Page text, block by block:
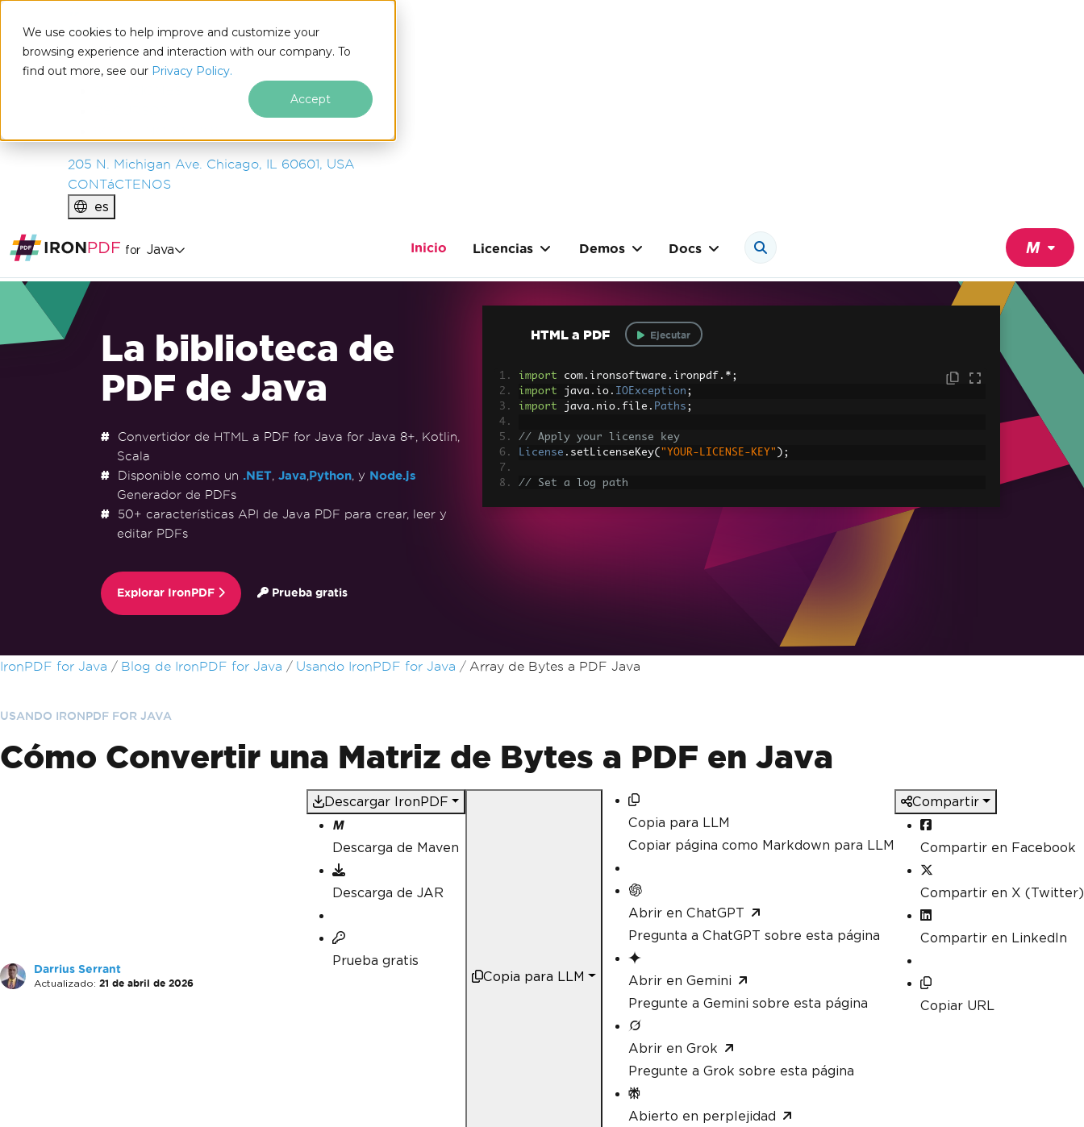
We use cookies to help improve and customize your
browsing experience and interaction with our company. To
find out more, see our Privacy Policy.
Accept
IRONSOFTWARE
PRODUCTOS
EMPRESA
205 N. Michigan Ave. Chicago, IL 60601, USA
CONTáCTENOS
es
for Java Inicio Licencias Demos Docs
La biblioteca de
PDF de Java
Convertidor de HTML a PDF for Java for Java 8+, Kotlin,
Scala
Disponible como un .NET, Java, Python, y Node.js
Generador de PDFs
50+ características API de Java PDF para crear, leer y
editar PDFs
Explorar IronPDF Prueba gratis
HTML a PDF Ejecutar
import com . ironsoftware . ironpdf .*;
import java . io . IOException ;
import java . nio . file . Paths ;
// Apply your license key
License . setLicenseKey( "YOUR-LICENSE-KEY" );
// Set a log path
// Render the HTML as a PDF. Stored in myPdf as type PdfDocument;
PdfDocument
"<h1> ~Hello World~ </h1
Saltar al pie de página
IronPDF for Java Blog de IronPDF for Java Usando IronPDF for Java Array de Bytes a PDF Java
USANDO IRONPDF FOR JAVA
Cómo Convertir una Matriz de Bytes a PDF en Java
Darrius Serrant
Actualizado: 21 de abril de 2026
Descargar IronPDF
Descarga de Maven
Descarga de JAR
Prueba gratis
Copia para LLM
Copia para LLM
Copiar página como Markdown para LLM
Abrir en ChatGPT
Pregunta a ChatGPT sobre esta página
Abrir en Gemini
Pregunte a Gemini sobre esta página
Abrir en Grok
Pregunte a Grok sobre esta página
Abierto en perplejidad
Compartir
Compartir en Facebook
Compartir en X (Twitter)
Compartir en LinkedIn
Copiar URL